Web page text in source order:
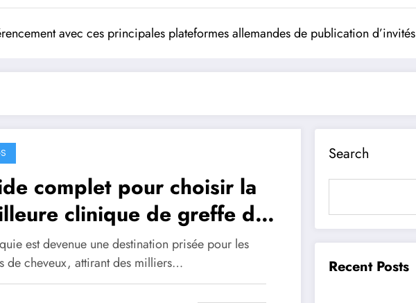
avec ces principales plateformes allemandes de publication d’invités
complet pour choisir la
clinique de greffe de
en Turquie
est devenue une destination prisée pour les
de cheveux, attirant des milliers…
Search
Recent Posts